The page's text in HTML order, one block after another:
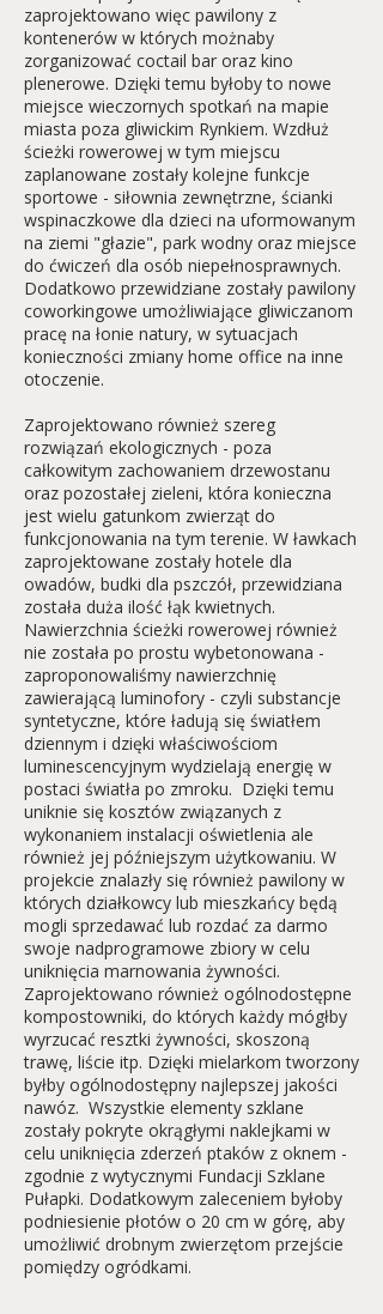
zaprojektowano więc pawilony z
kontenerów w których możnaby
zorganizować coctail bar oraz kino
plenerowe. Dzięki temu byłoby to nowe
miejsce wieczornych spotkań na mapie
miasta poza gliwickim Rynkiem. Wzdłuż
ścieżki rowerowej w tym miejscu
zaplanowane zostały kolejne funkcje
sportowe - siłownia zewnętrzne, ścianki
wspinaczkowe dla dzieci na uformowanym
na ziemi "głazie", park wodny oraz miejsce
do ćwiczeń dla osób niepełnosprawnych.
Dodatkowo przewidziane zostały pawilony
coworkingowe umożliwiające gliwiczanom
pracę na łonie natury, w sytuacjach
konieczności zmiany home office na inne
otoczenie.
Zaprojektowano również szereg
rozwiązań ekologicznych - poza
całkowitym zachowaniem drzewostanu
oraz pozostałej zieleni, która konieczna
jest wielu gatunkom zwierząt do
funkcjonowania na tym terenie. W ławkach
zaprojektowane zostały hotele dla
owadów, budki dla pszczół, przewidziana
została duża ilość łąk kwietnych.
Nawierzchnia ścieżki rowerowej również
nie została po prostu wybetonowana -
zaproponowaliśmy nawierzchnię
zawierającą luminofory - czyli substancje
syntetyczne, które ładują się światłem
dziennym i dzięki właściwościom
luminescencyjnym wydzielają energię w
postaci światła po zmroku. Dzięki temu
uniknie się kosztów związanych z
wykonaniem instalacji oświetlenia ale
również jej późniejszym użytkowaniu. W
projekcie znalazły się również pawilony w
których działkowcy lub mieszkańcy będą
mogli sprzedawać lub rozdać za darmo
swoje nadprogramowe zbiory w celu
uniknięcia marnowania żywności.
Zaprojektowano również ogólnodostępne
kompostowniki, do których każdy mógłby
wyrzucać resztki żywności, skoszoną
trawę, liście itp. Dzięki mielarkom tworzony
byłby ogólnodostępny najlepszej jakości
nawóz. Wszystkie elementy szklane
zostały pokryte okrągłymi naklejkami w
celu uniknięcia zderzeń ptaków z oknem -
zgodnie z wytycznymi Fundacji Szklane
Pułapki. Dodatkowym zaleceniem byłoby
podniesienie płotów o 20 cm w górę, aby
umożliwić drobnym zwierzętom przejście
pomiędzy ogródkami.